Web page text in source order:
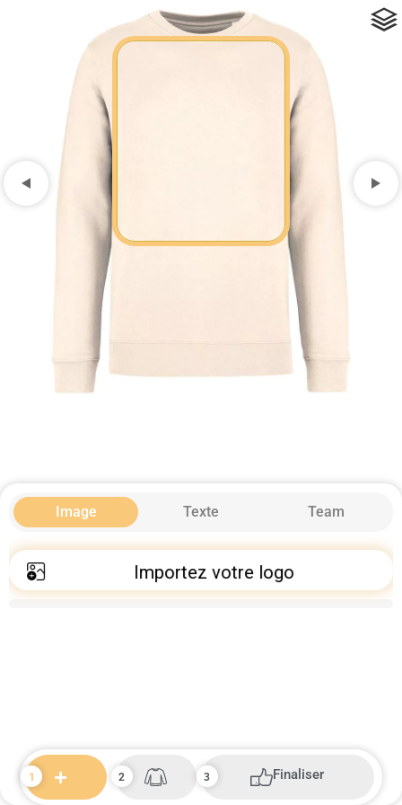
Finaliser
Image Texte Team
Importez votre logo